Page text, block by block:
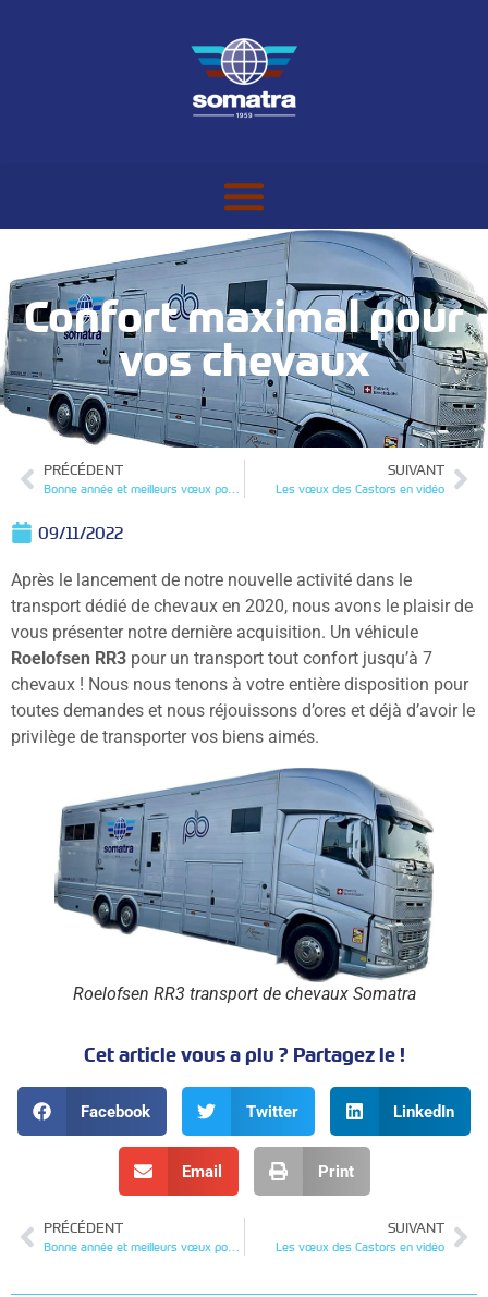
Confort maximal pour
vos chevaux
PRÉCÉDENT
Bonne année et meilleurs vœux pour 2022!
SUIVANT
Les vœux des Castors en vidéo
09/11/2022
Après le lancement de notre nouvelle activité dans le
transport dédié de chevaux en 2020, nous avons le plaisir de
vous présenter notre dernière acquisition. Un véhicule
Roelofsen RR3 pour un transport tout confort jusqu’à 7
chevaux ! Nous nous tenons à votre entière disposition pour
toutes demandes et nous réjouissons d’ores et déjà d’avoir le
privilège de transporter vos biens aimés.
Roelofsen RR3 transport de chevaux Somatra
Cet article vous a plu ? Partagez le !
Facebook Twitter LinkedIn
Email Print
PRÉCÉDENT
Bonne année et meilleurs vœux pour 2022!
SUIVANT
Les vœux des Castors en vidéo